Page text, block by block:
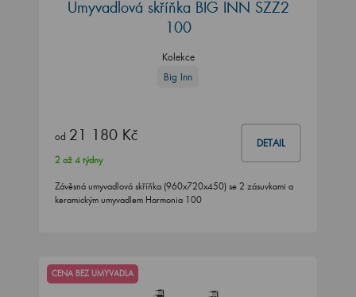
Umyvadlová skříňka BIG INN SZZ2
100
Kolekce
Big Inn
od 21 180 Kč DETAIL
2 až 4 týdny
Závěsná umyvadlová skříňka (960x720x450) se 2 zásuvkami a
keramickým umyvadlem Harmonia 100
CENA BEZ UMYVADLA